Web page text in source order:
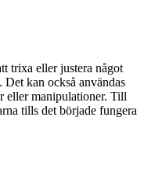
trixa eller justera något
Det kan också användas
eller manipulationer. Till
tills det började fungera